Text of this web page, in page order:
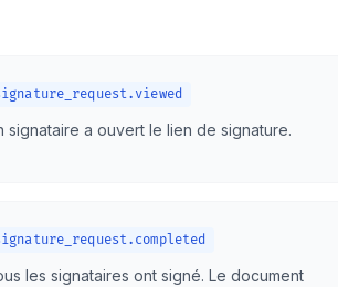
signataire a ouvert le lien de signature.
les signataires ont signé. Le document